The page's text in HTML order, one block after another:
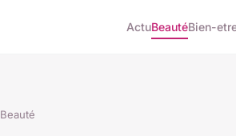
ActuBeautéBien-
Beauté